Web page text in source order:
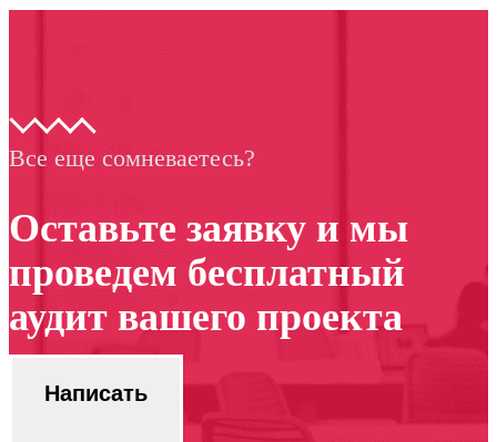
Все еще сомневаетесь?
Оставьте заявку и мы
проведем бесплатный
аудит вашего проекта
Написать